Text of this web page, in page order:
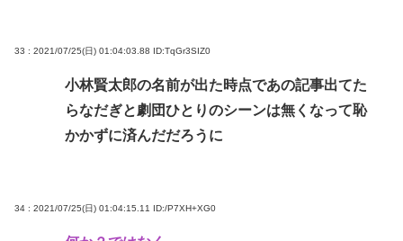
33 : 2021/07/25(日) 01:04:03.88 ID:TqGr3SIZ0
小林賢太郎の名前が出た時点であの記事出てた
らなだぎと劇団ひとりのシーンは無くなって恥
かかずに済んだだろうに
34 : 2021/07/25(日) 01:04:15.11 ID:/P7XH+XG0